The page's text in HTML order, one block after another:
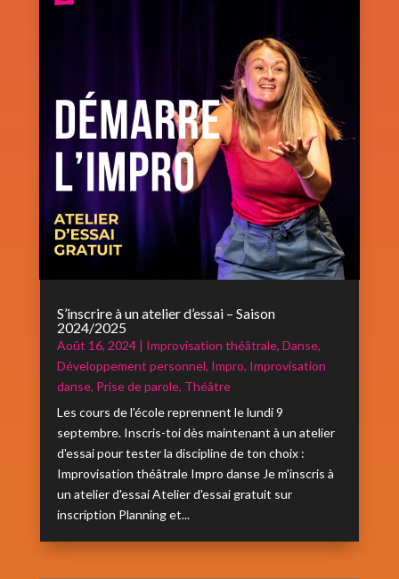
S’inscrire à un atelier d’essai – Saison
2024/2025
Août 16, 2024| Improvisation théâtrale, Danse,
Développement personnel, Impro, Improvisation
danse, Prise de parole, Théâtre
Les cours de l'école reprennent le lundi 9
septembre. Inscris-toi dès maintenant à un atelier
d'essai pour tester la discipline de ton choix :
Improvisation théâtrale Impro danse Je m'inscris à
un atelier d'essai Atelier d'essai gratuit sur
inscription Planning et...